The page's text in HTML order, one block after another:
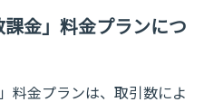
課金」料金プランにつ
料金プランは、取引数によ